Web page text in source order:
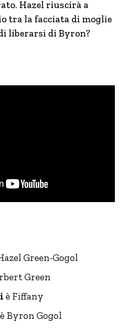
Hazel riuscirà a
tra la facciata di moglie
liberarsi di Byron?
Green-Gogol
Green
è Fiffany
è Byron Gogol